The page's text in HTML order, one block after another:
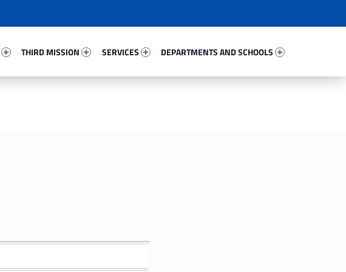
THIRD MISSION
SERVICES
DEPARTMENTS AND SCHOOLS